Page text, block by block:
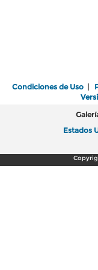
Condiciones de Uso |
Estados